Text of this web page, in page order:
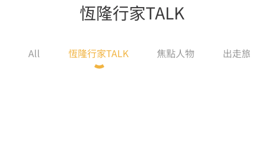
恆隆行家TALK
All 恆隆行家TALK 焦點人物 出走旅行